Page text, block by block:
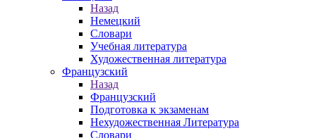
Назад
Немецкий
Словари
Учебная литература
Художественная литература
Французский
Назад
Французский
Подготовка к экзаменам
Нехудожественная Литература
Словари